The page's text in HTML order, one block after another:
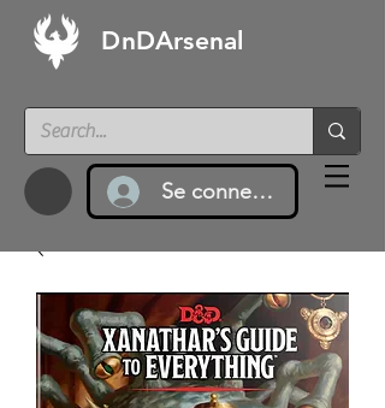
DnDArsenal
Se connecter